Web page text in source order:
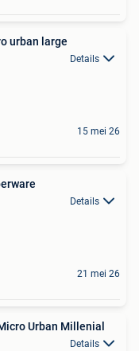
urban large
Details
15 mei 26
Details
21 mei 26
Urban Millenial
Details